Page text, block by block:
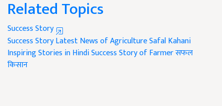
Related Topics
Success Story
Success StoryLatest News of AgricultureSafal Kahani
Inspiring Stories in HindiSuccess Story of Farmerसफल
किसान